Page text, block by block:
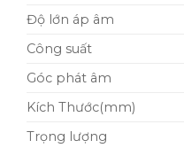
Độ lớn áp âm
Công suất
Góc phát âm
Kích Thước(mm)
Trọng lượng